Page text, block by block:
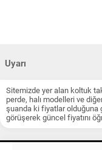
Uyarı
Sitemizde yer alan koltuk
perde, halı modelleri ve
şuanda ki fiyatlar olduğuna
görüşerek güncel fiyatını